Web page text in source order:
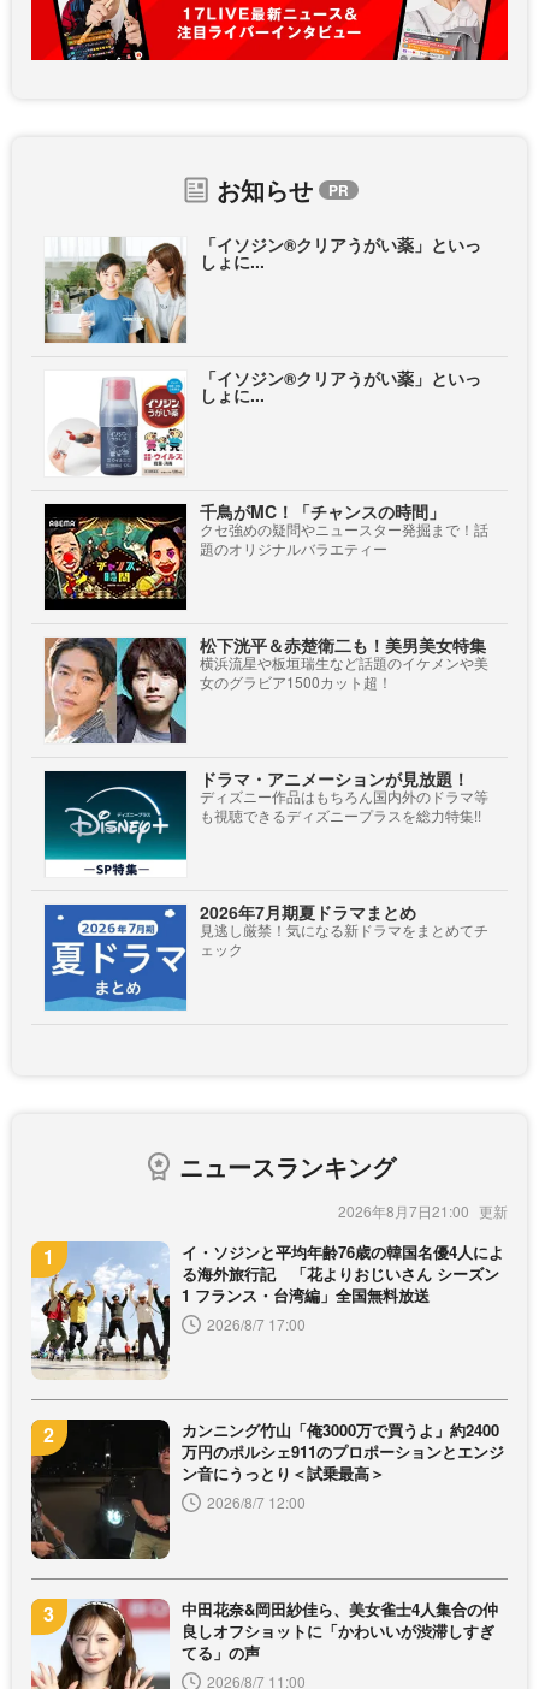
お知らせ
「イソジン®クリアうがい薬」といっ
しょに...
「イソジン®クリアうがい薬」といっ
しょに...
千鳥がMC！「チャンスの時間」
クセ強めの疑問やニュースター発掘まで！話
題のオリジナルバラエティー
松下洸平＆赤楚衛二も！美男美女特集
横浜流星や板垣瑞生など話題のイケメンや美
女のグラビア1500カット超！
ドラマ・アニメーションが見放題！
ディズニー作品はもちろん国内外のドラマ等
も視聴できるディズニープラスを総力特集!!
2026年7月期夏ドラマまとめ
見逃し厳禁！気になる新ドラマをまとめてチ
ェック
ニュースランキング
2026年8月7日21:00
イ・ソジンと平均年齢76歳の韓国名優4人によ
る海外旅行記 「花よりおじいさん シーズン
1 フランス・台湾編」全国無料放送
2026/8/7 17:00
カンニング竹山「俺3000万で買うよ」約2400
万円のポルシェ911のプロポーションとエンジ
ン音にうっとり＜試乗最高＞
2026/8/7 12:00
中田花奈&岡田紗佳ら、美女雀士4人集合の仲
良しオフショットに「かわいいが渋滞しすぎ
てる」の声
2026/8/7 11:00